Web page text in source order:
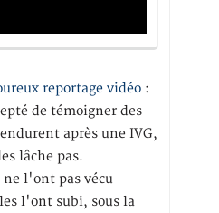
reportage vidéo :
de témoigner des
après une IVG,
lâche pas.
l'ont pas vécu
l'ont subi, sous la